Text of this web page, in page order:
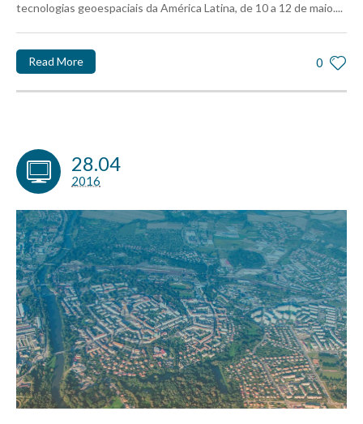
tecnologias geoespaciais da América Latina, de 10 a 12 de maio....
0
Read More
28.04
2016